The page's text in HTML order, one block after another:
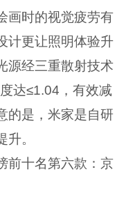
画时的视觉疲劳有
计更让照明体验升
源经三重散射技术
达≤1.04，有效减
的是，米家是自研
。
前十名第六款：京